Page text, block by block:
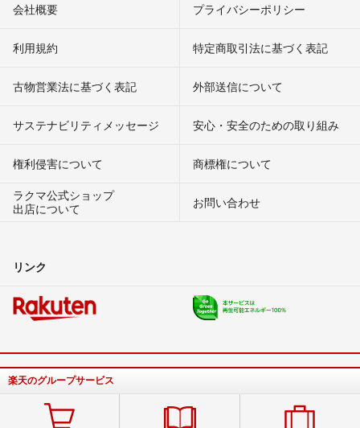
会社概要 プライバシーポリシー
利用規約 特定商取引法に基づく表記
古物営業法に基づく表記 外部送信について
サステナビリティメッセージ 安心・安全のための取り組み
権利侵害について
商標権について
ラクマ公式ショップ
出店について
お問い合わせ
リンク
楽天のグループサービス